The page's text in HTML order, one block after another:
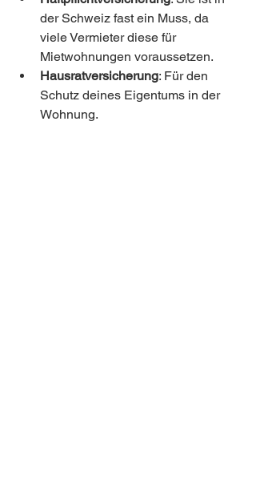
der Schweiz fast ein Muss, da
viele Vermieter diese für
Mietwohnungen voraussetzen.
Hausratversicherung: Für den
Schutz deines Eigentums in der
Wohnung.